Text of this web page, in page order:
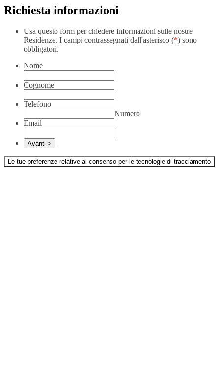
Richiesta informazioni
Usa questo form per chiedere informazioni sulle nostre
Residenze. I campi contrassegnati dall'asterisco (*) sono
obbligatori.
Nome
Cognome
Telefono
Numero
Email
Le tue preferenze relative al consenso per le tecnologie di tracciamento